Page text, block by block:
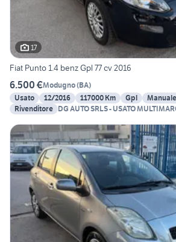
17
Fiat Punto 1.4 benz Gpl 77 cv 2016
6.500 €Modugno(BA)
Usato
12/2016 117000 Km Gpl Manuale
Rivenditore DG AUTO SRLS - USATO